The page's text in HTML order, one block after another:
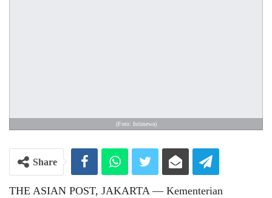
(Foto: Istimewa)
Share
THE ASIAN POST, JAKARTA ― Kementerian